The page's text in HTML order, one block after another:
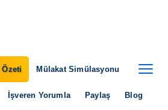
Özeti Mülakat Simülasyonu
İşveren Yorumla Paylaş Blog